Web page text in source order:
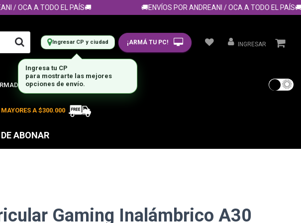
/ OCA A TODO EL PAÍS🚚 🚚ENVÍOS POR ANDREANI / OCA A TODO EL PAÍS🚚
Ingresar CP y ciudad ¡ARMÁ TU PC! INGRESAR
A $300.000
ABONAR
Gaming Inalámbrico A30
Ingresa tu CP
para mostrarte las mejores
opciones de envío.